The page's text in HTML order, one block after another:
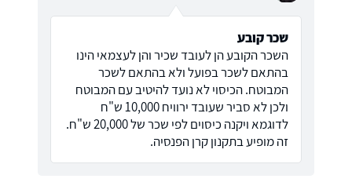
שכר קובע
השכר הקובע הן לעובד שכיר והן לעצמאי הינו
בהתאם לשכר בפועל ולא בהתאם לשכר
המבוטח. הכיסוי לא נועד להיטיב עם המבוטח
ולכן לא סביר שעובד ירוויח 10,000 ש"ח
לדוגמא ויקנה כיסוים לפי שכר של 20,000 ש"ח.
זה מופיע בתקנון קרן הפנסיה.